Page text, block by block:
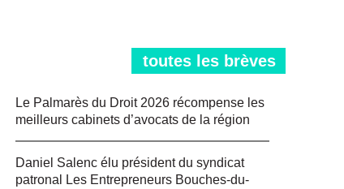
toutes les brèves
Le Palmarès du Droit 2026 récompense les
meilleurs cabinets d’avocats de la région
Daniel Salenc élu président du syndicat
patronal Les Entrepreneurs Bouches-du-